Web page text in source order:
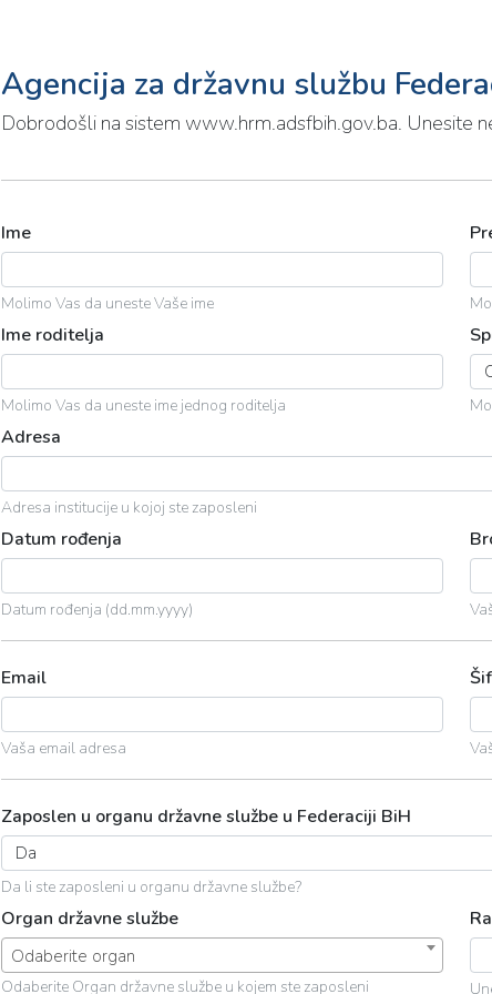
Agencija za državnu službu
Dobrodošli na sistem www.hrm.adsfbih.gov.ba. Unesite
Ime
Molimo Vas da uneste Vaše ime
Ime roditelja
Molimo Vas da uneste ime jednog roditelja
Adresa
Adresa institucije u kojoj ste zaposleni
Datum rođenja
Datum rođenja (dd.mm.yyyy)
Email
Vaša email adresa
Zaposlen u organu državne službe u Federaciji BiH
Da li ste zaposleni u organu državne službe?
Organ državne službe
Odaberite organ
Odaberite Organ državne službe u kojem ste zaposleni